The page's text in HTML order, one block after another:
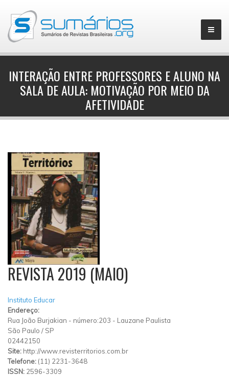
INTERAÇÃO ENTRE PROFESSORES E ALUNO NA
SALA DE AULA: MOTIVAÇÃO POR MEIO DA
AFETIVIDADE
REVISTA 2019 (MAIO)
Instituto Educar
Endereço:
Rua João Burjakian - número:203 - Lauzane Paulista
São Paulo / SP
02442150
Site: http://www.revisterritorios.com.br
Telefone: (11) 2231-3648
ISSN: 2596-3309